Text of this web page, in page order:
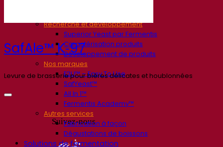
Recherche et développement
Superior Yeast par Fermentis
Caractérisation produits
Développement de produits
Nos marques
E2U™ – Easy To Use
SafYeast™
All In 1™
Fermentis Academy™
Autres services
Fabrication à façon
Dégustations de boissons
Solutions de fermentation
SafAle™ K‑97
Levure de brasserie pour bières délicates et houblonnées
Suivez-nous